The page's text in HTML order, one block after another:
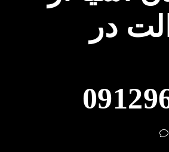
در